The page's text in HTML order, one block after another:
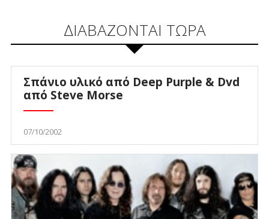
ΔΙΑΒΑΖΟΝΤΑΙ ΤΩΡΑ
Σπάνιο υλικό από Deep Purple & Dvd
από Steve Morse
07/10/2002